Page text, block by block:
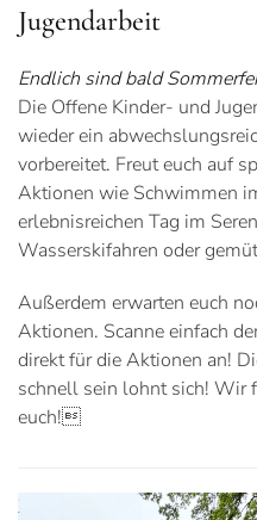
Jugendarbeit
Endlich sind bald
Die Offene Kinder- und
wieder ein
vorbereitet. Freut euch auf
Aktionen wie Schwimmen
erlebnisreichen Tag im
Wasserskifahren oder
Außerdem erwarten euch
Aktionen. Scanne einfach
direkt für die Aktionen an!
schnell sein lohnt sich! Wir
euch!